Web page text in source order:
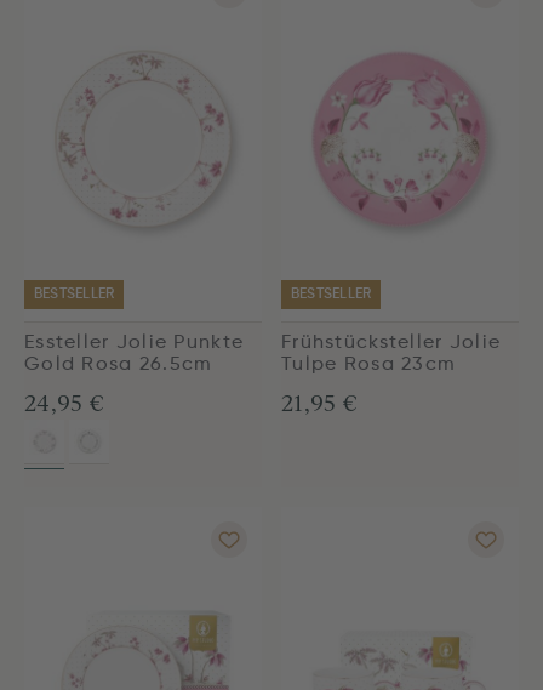
BESTSELLER
Essteller Jolie Punkte
Gold Rosa 26.5cm
24,95 €
BESTSELLER
Frühstücksteller Jolie
Tulpe Rosa 23cm
21,95 €